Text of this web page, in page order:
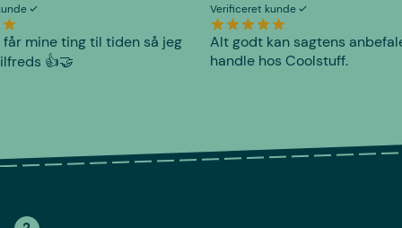
får mine ting til tiden så jeg
👍🤝
Verificeret kunde
Alt godt kan sagtens
handle hos Coolstuff.